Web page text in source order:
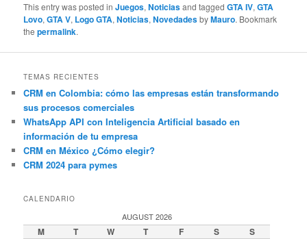
This entry was posted inJuegos,Noticiasand taggedGTA IV,GTA
Lovo,GTA V, Logo GTA,Noticias,NovedadesbyMauro. Bookmark
thepermalink.
TEMAS RECIENTES
CRM en Colombia: cómo las empresas están transformando
sus procesos comerciales
WhatsApp API con Inteligencia Artificial basado en
información de tu empresa
CRM en México ¿Cómo elegir?
CRM 2024 para pymes
CALENDARIO
AUGUST 2026
M T W T F S S